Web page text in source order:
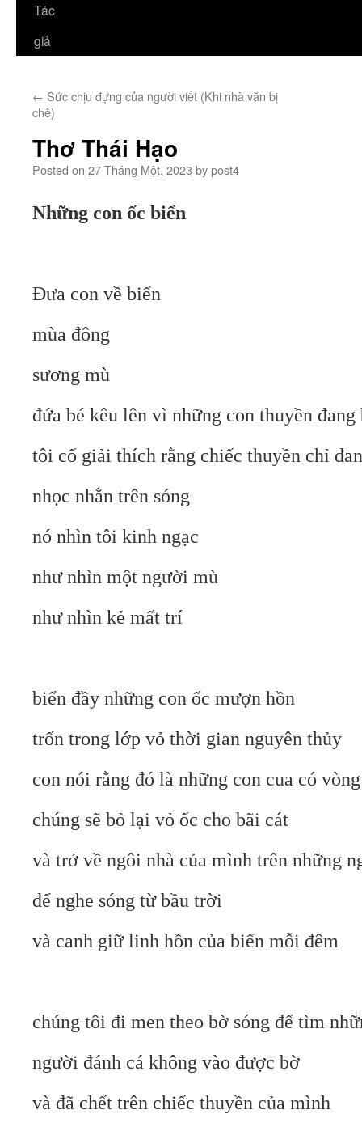
Tác
giả
← Sức chịu đựng của người viết (Khi nhà văn bị
chê)
Thơ Thái Hạo
Posted on 27 Tháng Một, 2023 bypost4
Những con ốc biển
Đưa con về biển
mùa đông
sương mù
đứa bé kêu lên vì những con thuyền
tôi cố giải thích rằng chiếc thuyền chỉ
nhọc nhằn trên sóng
nó nhìn tôi kinh ngạc
như nhìn một người mù
như nhìn kẻ mất trí
biển đầy những con ốc mượn hồn
trốn trong lớp vỏ thời gian nguyên thủy
con nói rằng đó là những con cua có
chúng sẽ bỏ lại vỏ ốc cho bãi cát
và trở về ngôi nhà của mình trên những
để nghe sóng từ bầu trời
và canh giữ linh hồn của biển mỗi đêm
chúng tôi đi men theo bờ sóng để tìm
người đánh cá không vào được bờ
và đã chết trên chiếc thuyền của mình